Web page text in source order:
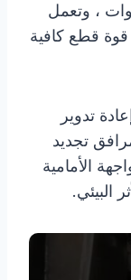
4 كيلواوات 3 كيلواوات ، وتعمل
يوفر قوة قطع كافية
تدوير
تجديد
الأمامية
البيئي.